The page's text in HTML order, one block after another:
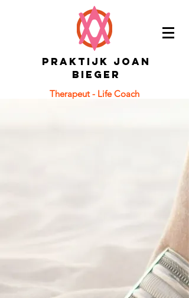
PRAKTIJK JOAN
BIEGER
Therapeut - Life Coach